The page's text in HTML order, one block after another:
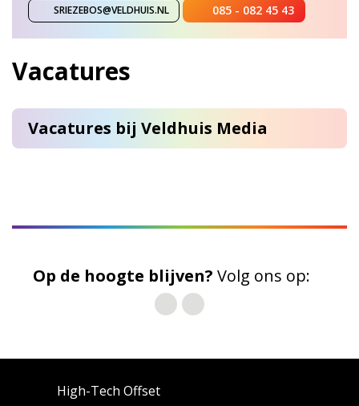
SRIEZEBOS@VELDHUIS.NL 085 - 082 45 43
Vacatures
Vacatures bij Veldhuis Media
Op de hoogte blijven? Volg ons op:
High-Tech Offset